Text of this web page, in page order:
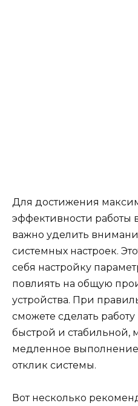
Для достижения
эффективности работы
важно уделить
системных настроек.
себя настройку
повлиять на общую
устройства. При
сможете сделать
быстрой и стабильной,
медленное
отклик системы.
Вот несколько